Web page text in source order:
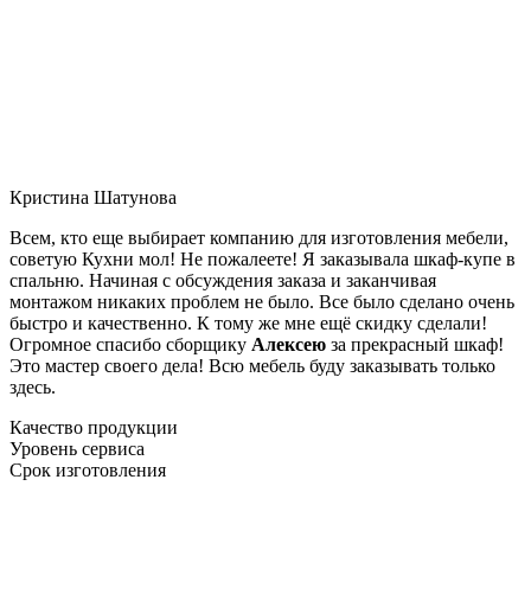
Кристина Шатунова
Всем, кто еще выбирает компанию для изготовления мебели,
советую Кухни мол! Не пожалеете! Я заказывала шкаф-купе в
спальню. Начиная с обсуждения заказа и заканчивая
монтажом никаких проблем не было. Все было сделано очень
быстро и качественно. К тому же мне ещё скидку сделали!
Огромное спасибо сборщику Алексею за прекрасный шкаф!
Это мастер своего дела! Всю мебель буду заказывать только
здесь.
Качество продукции
Уровень сервиса
Срок изготовления